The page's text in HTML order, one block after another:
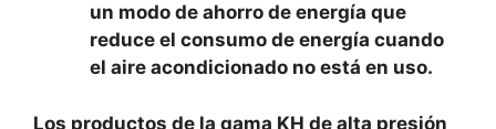
un modo de ahorro de energía que
reduce el consumo de energía cuando
el aire acondicionado no está en uso.
Los productos de la gama KH de alta presión